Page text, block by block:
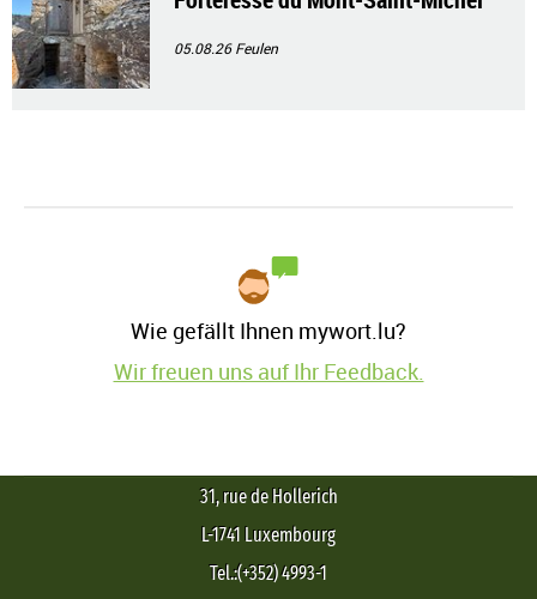
05.08.26Feulen
Wie gefällt Ihnen mywort.lu?
Wir freuen uns auf Ihr Feedback.
31, rue de Hollerich
L-1741 Luxembourg
Tel.:(+352) 4993-1